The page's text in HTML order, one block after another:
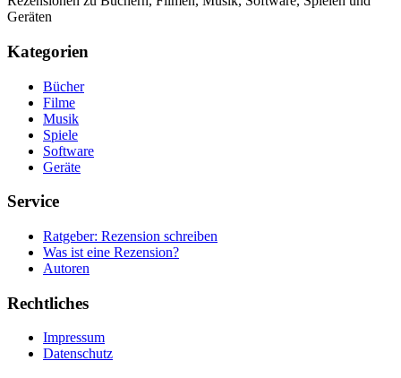
Geräten
Kategorien
Bücher
Filme
Musik
Spiele
Software
Geräte
Service
Ratgeber: Rezension schreiben
Was ist eine Rezension?
Autoren
Rechtliches
Impressum
Datenschutz